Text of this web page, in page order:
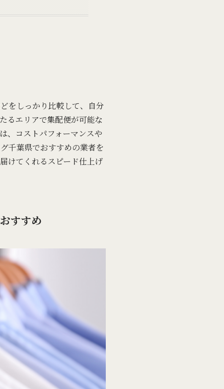
をしっかり比較して、自分
るエリアで集配便が可能な
、コストパフォーマンスや
千葉県でおすすめの業者を
けてくれるスピード仕上げ
すすめ